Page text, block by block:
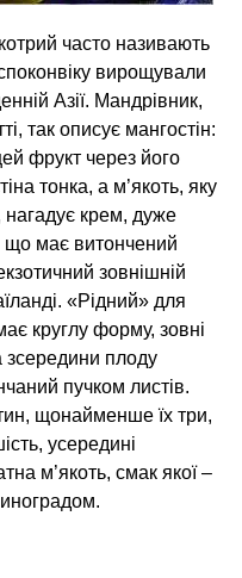
часто називають
вирощували
Азії. Мандрівник,
так описує мангостін:
фрукт через його
тонка, а м’якоть, яку
крем, дуже
що має витончений
зовнішній
«Рідний» для
круглу форму, зовні
зсередини плоду
пучком листів.
щонайменше їх три,
усередині
м’якоть, смак якої –